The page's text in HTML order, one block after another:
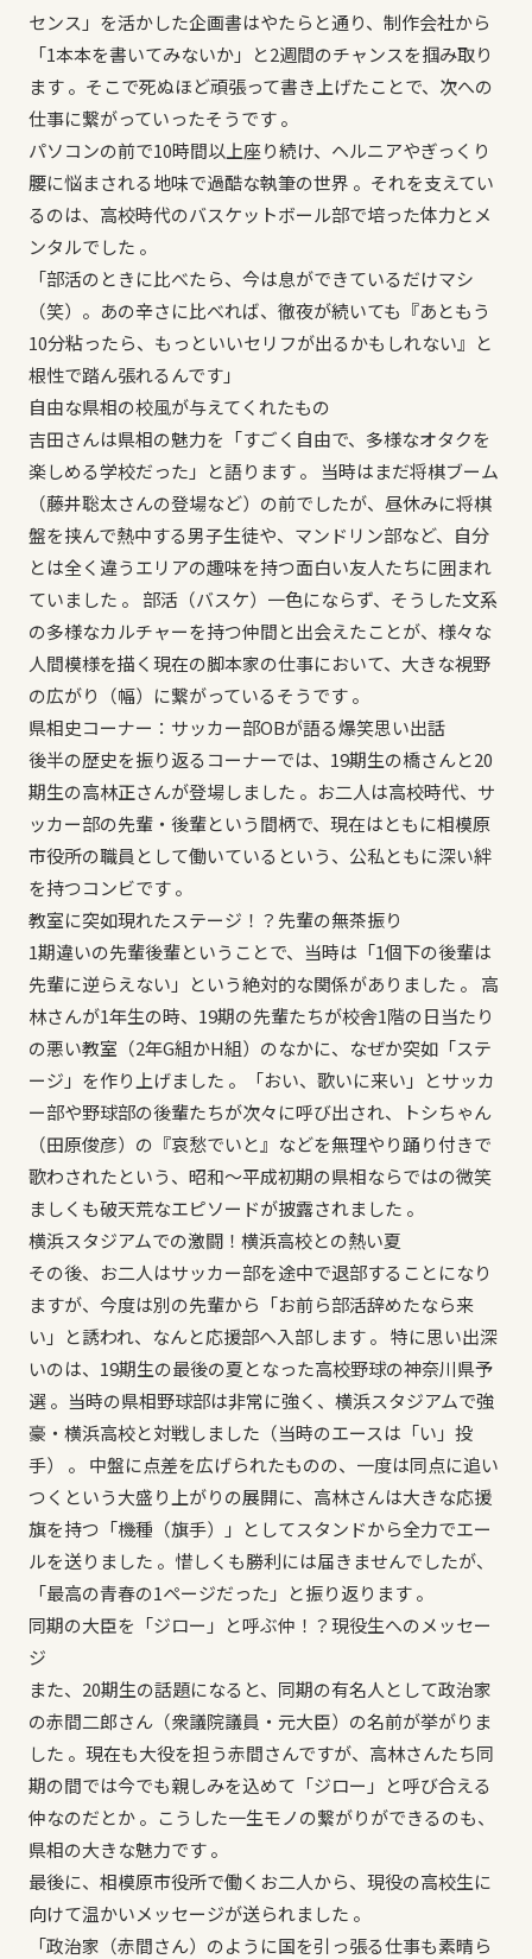
センス」を活かした企画書はやたらと通り、制作会社から
「1本本を書いてみないか」と2週間のチャンスを掴み取り
ます 。そこで死ぬほど頑張って書き上げたことで、次への
仕事に繋がっていったそうです 。
パソコンの前で10時間以上座り続け、ヘルニアやぎっくり
腰に悩まされる地味で過酷な執筆の世界 。それを支えてい
るのは、高校時代のバスケットボール部で培った体力とメ
ンタルでした 。
「部活のときに比べたら、今は息ができているだけマシ
（笑）。あの辛さに比べれば、徹夜が続いても『あともう
10分粘ったら、もっといいセリフが出るかもしれない』と
根性で踏ん張れるんです」
自由な県相の校風が与えてくれたもの
吉田さんは県相の魅力を「すごく自由で、多様なオタクを
楽しめる学校だった」と語ります 。 当時はまだ将棋ブーム
（藤井聡太さんの登場など）の前でしたが、昼休みに将棋
盤を挟んで熱中する男子生徒や、マンドリン部など、自分
とは全く違うエリアの趣味を持つ面白い友人たちに囲まれ
ていました 。 部活（バスケ）一色にならず、そうした文系
の多様なカルチャーを持つ仲間と出会えたことが、様々な
人間模様を描く現在の脚本家の仕事において、大きな視野
の広がり（幅）に繋がっているそうです 。
県相史コーナー：サッカー部OBが語る爆笑思い出話
後半の歴史を振り返るコーナーでは、19期生の橋さんと20
期生の高林正さんが登場しました 。お二人は高校時代、サ
ッカー部の先輩・後輩という間柄で、現在はともに相模原
市役所の職員として働いているという、公私ともに深い絆
を持つコンビです 。
教室に突如現れたステージ！？先輩の無茶振り
1期違いの先輩後輩ということで、当時は「1個下の後輩は
先輩に逆らえない」という絶対的な関係がありました 。 高
林さんが1年生の時、19期の先輩たちが校舎1階の日当たり
の悪い教室（2年G組かH組）のなかに、なぜか突如「ステ
ージ」を作り上げました 。「おい、歌いに来い」とサッカ
ー部や野球部の後輩たちが次々に呼び出され、トシちゃん
（田原俊彦）の『哀愁でいと』などを無理やり踊り付きで
歌わされたという、昭和〜平成初期の県相ならではの微笑
ましくも破天荒なエピソードが披露されました 。
横浜スタジアムでの激闘！横浜高校との熱い夏
その後、お二人はサッカー部を途中で退部することになり
ますが、今度は別の先輩から「お前ら部活辞めたなら来
い」と誘われ、なんと応援部へ入部します 。 特に思い出深
いのは、19期生の最後の夏となった高校野球の神奈川県予
選 。当時の県相野球部は非常に強く、横浜スタジアムで強
豪・横浜高校と対戦しました（当時のエースは「い」投
手） 。 中盤に点差を広げられたものの、一度は同点に追い
つくという大盛り上がりの展開に、高林さんは大きな応援
旗を持つ「機種（旗手）」としてスタンドから全力でエー
ルを送りました 。惜しくも勝利には届きませんでしたが、
「最高の青春の1ページだった」と振り返ります 。
同期の大臣を「ジロー」と呼ぶ仲！？現役生へのメッセー
ジ
また、20期生の話題になると、同期の有名人として政治家
の赤間二郎さん（衆議院議員・元大臣）の名前が挙がりま
した 。現在も大役を担う赤間さんですが、高林さんたち同
期の間では今でも親しみを込めて「ジロー」と呼び合える
仲なのだとか 。こうした一生モノの繋がりができるのも、
県相の大きな魅力です 。
最後に、相模原市役所で働くお二人から、現役の高校生に
向けて温かいメッセージが送られました 。
「政治家（赤間さん）のように国を引っ張る仕事も素晴ら